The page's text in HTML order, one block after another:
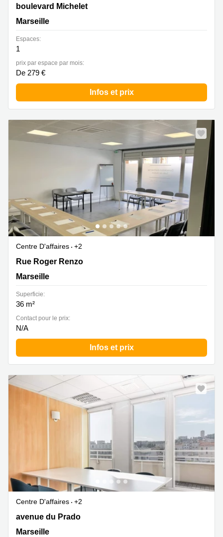
132 boulevard Michelet, Marseille
boulevard Michelet
Marseille
Espaces:
1
prix par espace par mois:
De 279 €
Infos et prix
Centre D'affaires
+2
39 Rue Roger Renzo, Marseille
Rue Roger Renzo
Marseille
Superficie:
36 m²
Contact pour le prix:
N/A
Infos et prix
Centre D'affaires
+2
165 avenue du Prado, Marseille
avenue du Prado
Marseille